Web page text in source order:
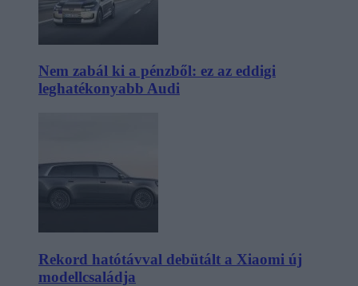
Nem zabál ki a pénzből: ez az eddigi
leghatékonyabb Audi
Rekord hatótávval debütált a Xiaomi új
modellcsaládja